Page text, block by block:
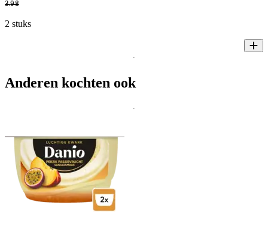
3.98
2 stuks
Anderen kochten ook